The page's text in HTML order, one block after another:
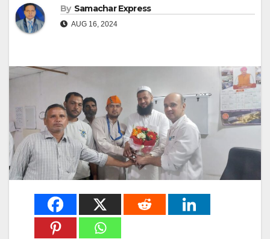
By Samachar Express
AUG 16, 2024